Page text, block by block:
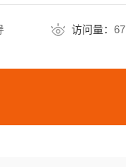
访问量： 67